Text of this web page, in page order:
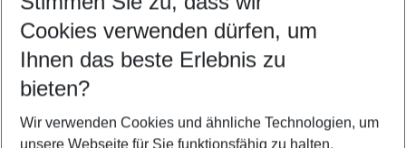
Beliebiger Abflughafen
Reisezeitraum wählen
08.08.26– 06.08.27 5-8 Nächte
2 Erwachsene Keine Kinder
Cookies verwenden dürfen, um
Ihnen das beste Erlebnis zu
bieten?
Wir verwenden Cookies und ähnliche Technologien, um
unsere Webseite für Sie funktionsfähig zu halten.